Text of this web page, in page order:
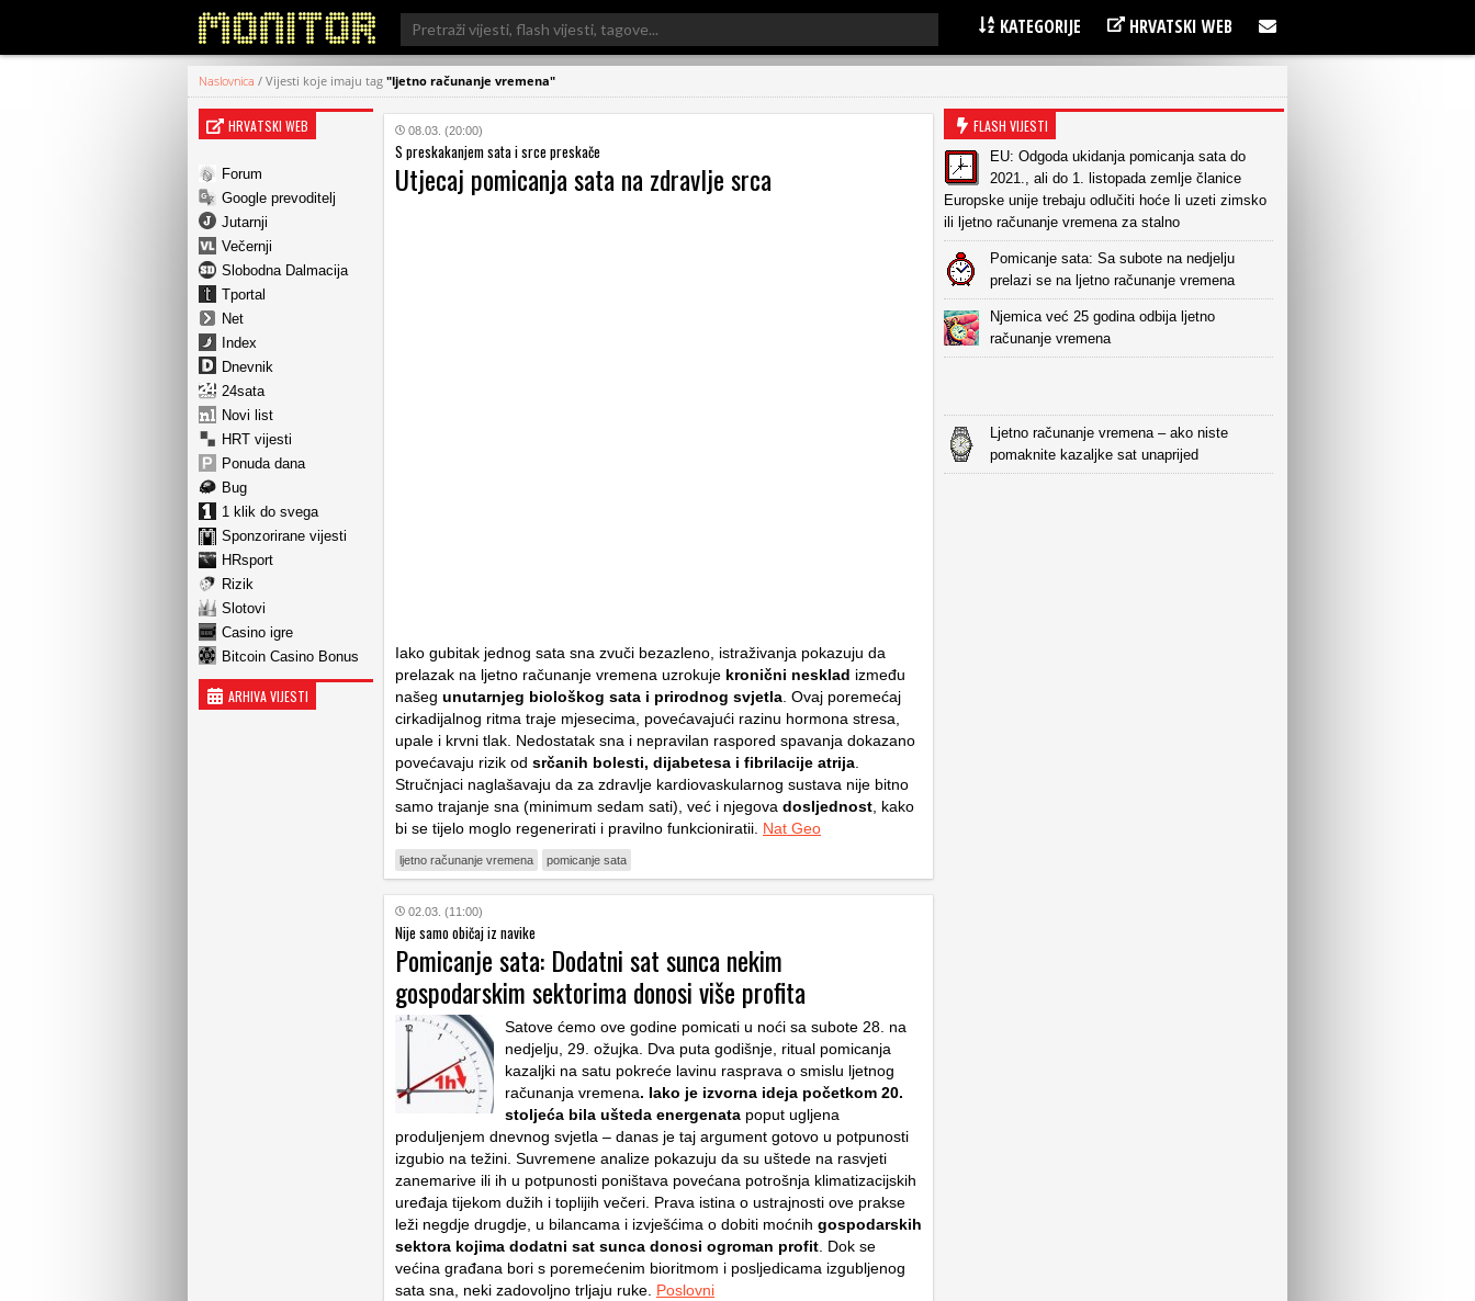
Search
for:
KATEGORIJE HRVATSKI WEB
Naslovnica / Vijesti koje imaju tag "ljetno računanje vremena"
HRVATSKI WEB
Forum
Google prevoditelj
Jutarnji
Večernji
Slobodna Dalmacija
Tportal
Net
Index
Dnevnik
24sata
Novi list
HRT vijesti
Ponuda dana
Bug
1 klik do svega
Sponzorirane vijesti
HRsport
Rizik
Slotovi
Casino igre
Bitcoin Casino Bonus
ARHIVA VIJESTI
08.03. (20:00)
S preskakanjem sata i srce preskače
Utjecaj pomicanja sata na zdravlje srca
Iako gubitak jednog sata sna zvuči bezazleno, istraživanja pokazuju da
prelazak na ljetno računanje vremena uzrokuje kronični nesklad između
našeg unutarnjeg biološkog sata i prirodnog svjetla . Ovaj poremećaj
cirkadijalnog ritma traje mjesecima, povećavajući razinu hormona stresa,
upale i krvni tlak. Nedostatak sna i nepravilan raspored spavanja dokazano
povećavaju rizik od srčanih bolesti, dijabetesa i fibrilacije atrija
Stručnjaci naglašavaju da za zdravlje kardiovaskularnog sustava nije bitno
samo trajanje sna (minimum sedam sati), već i njegova dosljednost , kako
bi se tijelo moglo regenerirati i pravilno funkcioniratii. Nat Geo
ljetno računanje vremena pomicanje sata
02.03. (11:00)
Nije samo običaj iz navike
Pomicanje sata: Dodatni sat sunca nekim
gospodarskim sektorima donosi više profita
Satove ćemo ove godine pomicati u noći sa subote 28. na
nedjelju, 29. ožujka. Dva puta godišnje, ritual pomicanja
kazaljki na satu pokreće lavinu rasprava o smislu ljetnog
računanja vremena. Iako je izvorna ideja početkom 20.
stoljeća bila ušteda energenata poput ugljena
produljenjem dnevnog svjetla – danas je taj argument gotovo u potpunosti
izgubio na težini. Suvremene analize pokazuju da su uštede na rasvjeti
zanemarive ili ih u potpunosti poništava povećana potrošnja klimatizacijskih
uređaja tijekom dužih i toplijih večeri. Prava istina o ustrajnosti ove prakse
leži negdje drugdje, u bilancama i izvješćima o dobiti moćnih gospodarskih
sektora kojima dodatni sat sunca donosi ogroman profit . Dok se
većina građana bori s poremećenim bioritmom i posljedicama izgubljenog
sata sna, neki zadovoljno trljaju ruke. Poslovni
FLASH VIJESTI
EU: Odgoda ukidanja pomicanja sata do
2021., ali do 1. listopada zemlje članice
Europske unije trebaju odlučiti hoće li uzeti zimsko
ili ljetno računanje vremena za stalno
Pomicanje sata: Sa subote na nedjelju
prelazi se na ljetno računanje vremena
Njemica već 25 godina odbija ljetno
računanje vremena
Ljetno računanje vremena – ako niste
pomaknite kazaljke sat unaprijed